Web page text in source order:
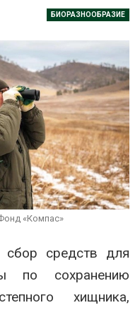
БИОРАЗНООБРАЗИЕ
«Компас»
средств для
по сохранению
хищника,